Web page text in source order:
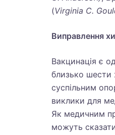
(Virginia C.
Виправлення
Вакцинація є
близько шести
суспільним
виклики для
Як медичним
можуть